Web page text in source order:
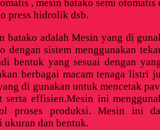
, mesin batako semi otomatis
press hidrolik dsb.
adalah Mesin yang di
sistem menggunakan
bentuk yang sesuai dengan
berbagai macam tenaga listri
di gunakan untuk mencetak
effisien.Mesin ini
proses produksi. Mesin ini
ukuran dan bentuk.